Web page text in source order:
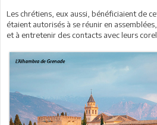
Les chrétiens, eux aussi, bénéficiaient de
étaient autorisés à se réunir en
et à entretenir des contacts avec leurs